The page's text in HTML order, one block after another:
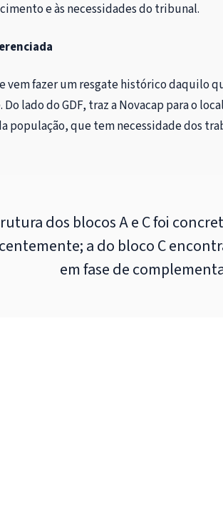
e às necessidades do tribunal.
vem fazer um resgate histórico daquilo
Do lado do GDF, traz a Novacap para o
população, que tem necessidade dos
dos blocos A e C foi
a do bloco C
em fase de